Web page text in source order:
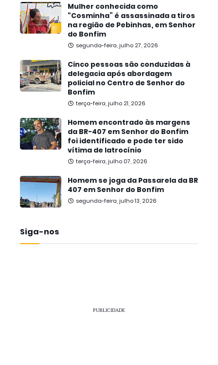
Mulher conhecida como
“Cosminha” é assassinada a tiros
na região de Pebinhas, em Senhor
do Bonfim
segunda-feira, julho 27, 2026
Cinco pessoas são conduzidas à
delegacia após abordagem
policial no Centro de Senhor do
Bonfim
terça-feira, julho 21, 2026
Homem encontrado às margens
da BR-407 em Senhor do Bonfim
foi identificado e pode ter sido
vítima de latrocínio
terça-feira, julho 07, 2026
Homem se joga da Passarela da BR
407 em Senhor do Bonfim
segunda-feira, julho 13, 2026
Siga-nos
PUBLICIDADE